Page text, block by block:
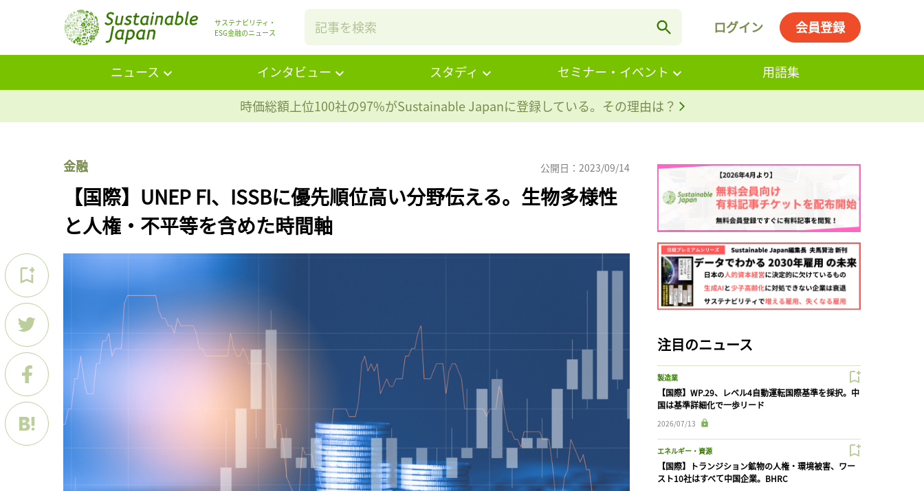
サステナビリティ・
ESG金融のニュース
ログイン 会員登録
ニュース インタビュー スタディ セミナー・イベント
用語集
時価総額上位100社の97%がSustainable Japanに登録している。その理由は？
金融 公開日：2023/09/14
【国際】UNEP FI、ISSBに優先順位高い分野伝える。生物多様性
と人権・不平等を含めた時間軸
注目のニュース
製造業
【国際】WP.29、レベル4自動運転国際基準を採択。中
国は基準詳細化で一歩リード
2026/07/13
エネルギー・資源
【国際】トランジション鉱物の人権・環境被害、ワー
スト10社はすべて中国企業。BHRC